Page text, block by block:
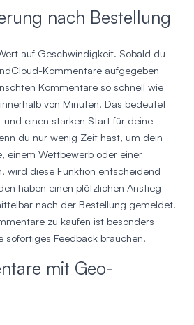
nach Bestellung
auf Geschwindigkeit. Sobald du
Kommentare aufgegeben
Kommentare so schnell wie
von Minuten. Das bedeutet
einen starken Start für deine
du nur wenig Zeit hast, um dein
einem Wettbewerb oder einer
wird diese Funktion entscheidend
haben einen plötzlichen Anstieg
nach der Bestellung gemeldet.
zu kaufen ist besonders
sofortiges Feedback brauchen.
mit Geo-